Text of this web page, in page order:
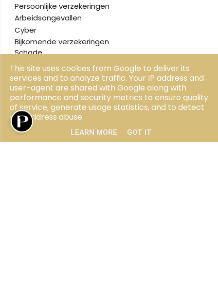
Persoonlijke verzekeringen
Arbeidsongevallen
Cyber
Bijkomende verzekeringen
Schade
Wie zijn wij?
Over ons
Onze visie
Ons team
This site uses cookies from Google to deliver its
services and to analyze traffic. Your IP address and
user-agent are shared with Google along with
performance and security metrics to ensure quality
of service, generate usage statistics, and to detect
and address abuse.
LEARN MORE GOT IT